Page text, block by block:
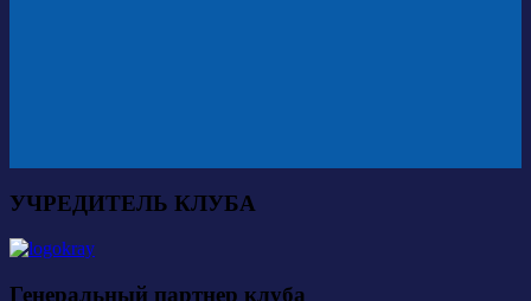
УЧРЕДИТЕЛЬ КЛУБА
Генеральный партнер клуба